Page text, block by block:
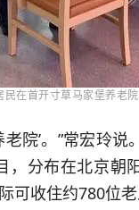
民在首开寸草马家堡养老
老院’。”常宏玲
，分布在北京朝
可收住约780位